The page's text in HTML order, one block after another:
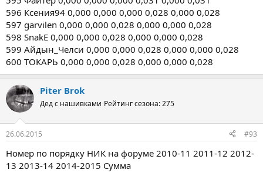
596 Ксения94 0,000 0,000 0,000 0,028 0,000 0,028
597 garvilen 0,000 0,000 0,028 0,000 0,000 0,028
598 SnakE 0,000 0,000 0,028 0,000 0,000 0,028
599 Айдын_Челси 0,000 0,000 0,028 0,000 0,000 0,028
600 ТОКАРЬ 0,000 0,000 0,028 0,000 0,000 0,028
Piter Brok
Дед с нашивками Рейтинг сезона: 275
26.06.2015 #93
Номер по порядку НИК на форуме 2010-11 2011-12 2012-
13 2013-14 2014-2015 Сумма